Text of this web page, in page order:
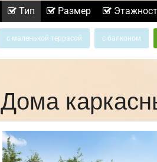
Тип Размер
с маленькой террасой с балконом
Дома